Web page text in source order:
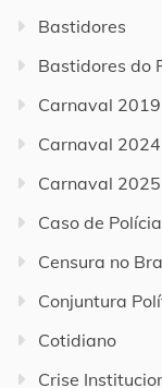
Bastidores
Bastidores do
Carnaval 2019
Carnaval 2024
Carnaval 2025
Caso de Polícia
Censura no
Conjuntura
Cotidiano
Crise